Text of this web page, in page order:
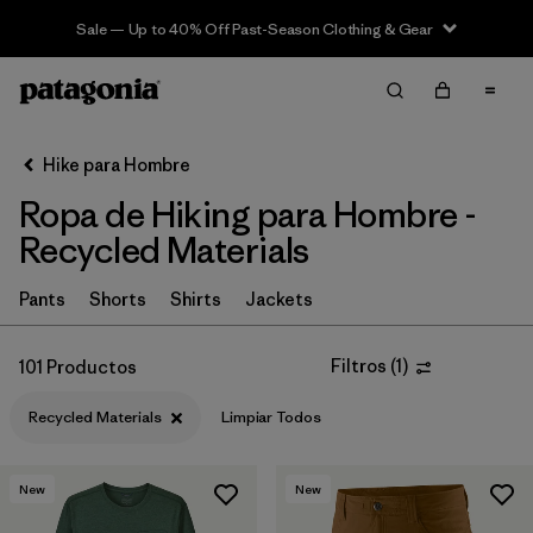
Sale — Up to 40% Off Past-Season Clothing & Gear
Filter & Sort Limpiar Todos
Ordenar Por
Filtrar por
Category
Filtrar por
Price
Filtrar por
Features & Processes
Hike para Hombre
Ropa de Hiking para Hombre -
Recycled Materials
Pants Shorts Shirts Jackets
101 Productos Filtros (1)
Recycled Materials Limpiar Todos
New New